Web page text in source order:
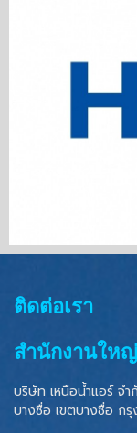
ติดต่อเรา
สำนักงานให
บริษัท เหนือน้ำแอร์ จ
บางซื่อ เขตบางซื่อ ก